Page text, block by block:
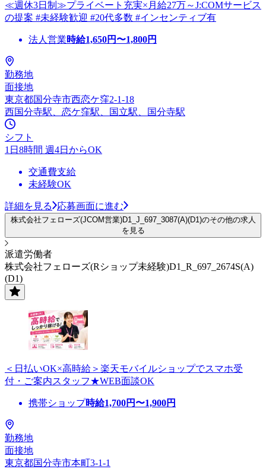
≪週休3日制≫プライベート充実×月給27万～J:COMサービス
の提案 #未経験歓迎 #20代多数 #インセンティブ有
法人営業時給1,650円〜1,800円
勤務地
面接地
東京都国分寺市西恋ケ窪2-1-18
西国分寺駅、恋ケ窪駅、国立駅、国分寺駅
シフト
1日8時間 週4日からOK
交通費支給
未経験OK
詳細を見る 応募画面に進む
株式会社フェローズ(JCOM営業)D1_J_697_3087(A)(D1)のその他の求人
を見る
派遣労働者
株式会社フェローズ(Rショップ未経験)D1_R_697_2674S(A)
(D1)
＜日払いOK×高時給＞楽天モバイルショップでスマホ受
付・ご案内スタッフ★WEB面談OK
携帯ショップ時給1,700円〜1,900円
勤務地
面接地
東京都国分寺市本町3-1-1